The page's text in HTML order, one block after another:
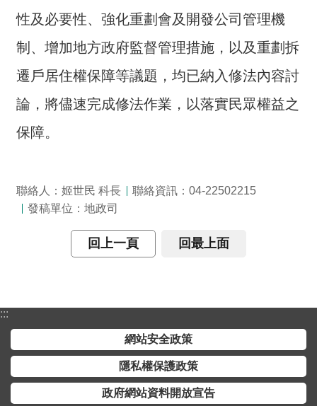
English
網
站
安
全
策
私
權
政
站
資
性及必要性、強化重劃會及開發公司管理機
制、增加地方政府監督管理措施，以及重劃拆
遷戶居住權保障等議題，均已納入修法內容討
論，將儘速完成修法作業，以落實民眾權益之
保障。
聯絡人：姬世民 科長
聯絡資訊：04-22502215
發稿單位：地政司
回上一頁 回最上面
:::
網站安全政策
隱私權保護政策
政府網站資料開放宣告